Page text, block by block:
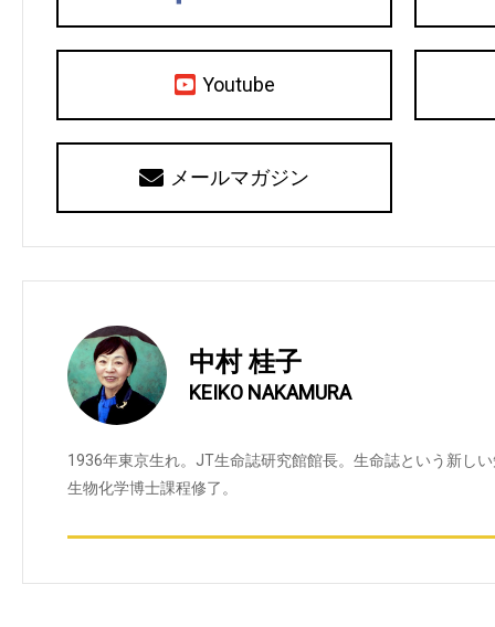
Youtube
メールマガジン
中村 桂子
KEIKO NAKAMURA
1936年東京生れ。JT生命誌研究館館長。生命誌という新し
生物化学博士課程修了。